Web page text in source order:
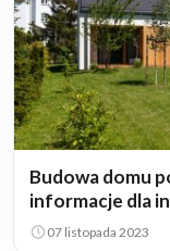
Budowa domu
informacje dla
07 listopada 2023